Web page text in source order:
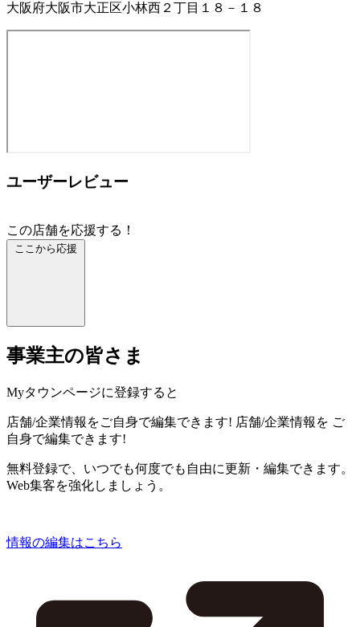
大阪府大阪市大正区小林西２丁目１８－１８
ユーザーレビュー
この店舗を応援する！
ここから応援
事業主の皆さま
Myタウンページに登録すると
店舗/企業情報をご自身で編集できます! 店舗/企業情報を ご
自身で編集できます!
無料登録で、いつでも何度でも自由に更新・編集できます。
Web集客を強化しましょう。
情報の編集はこちら